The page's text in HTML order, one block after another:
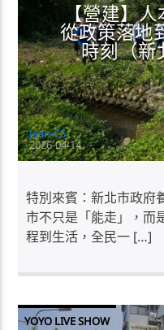
【營建】
從政策落地
時刻（新
Jean-CS
2026-04-14
特別來賓：新北市政府
市不只是「能走」，
程到生活，全民一 […]
YOYO LIVE SHOW